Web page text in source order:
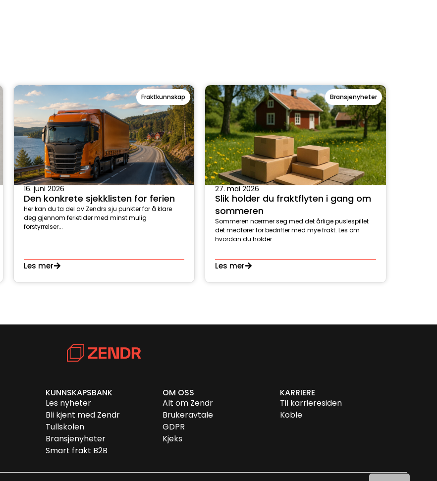
Fraktkunnskap
16. juni 2026
Den konkrete sjekklisten for ferien
Her kan du ta del av Zendrs sju punkter for å klare
deg gjennom ferietider med minst mulig
forstyrrelser...
Les mer
Bransjenyheter
27. mai 2026
Slik holder du fraktflyten i gang om
sommeren
Sommeren nærmer seg med det årlige puslespillet
det medfører for bedrifter med mye frakt. Les om
hvordan du holder...
Les mer
KUNNSKAPSBANK
Les nyheter
Bli kjent med Zendr
Tullskolen
Bransjenyheter
Smart frakt B2B
OM OSS
Alt om Zendr
Brukeravtale
GDPR
Kjeks
KARRIERE
Til karrieresiden
Koble